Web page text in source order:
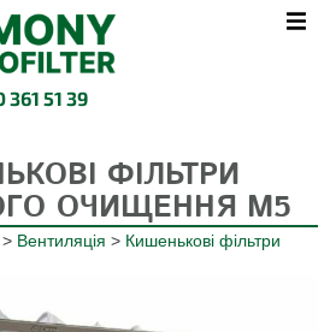
361 51 39
ФІЛЬТРИ
ОЧИЩЕННЯ M5
> Вентиляція > Кишенькові фільтри